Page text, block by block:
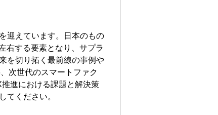
迎えています。日本のもの
右する要素となり、サプラ
を切り拓く最前線の事例や
次世代のスマートファク
進における課題と解決策
てください。